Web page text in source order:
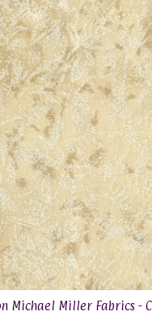
Michael Miller Fabrics -